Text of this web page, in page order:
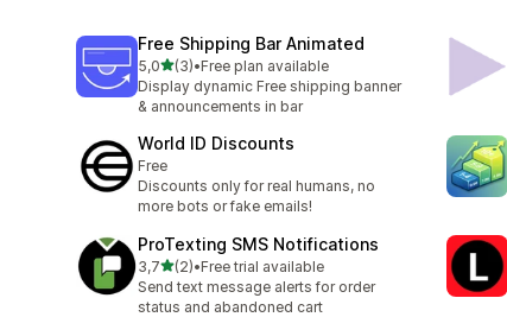
Free Shipping Bar Animated
5,05 yıldız üzerinden
(3)
toplam 3 değerlendirme
•Free plan available
Display dynamic Free shipping banner
& announcements in bar
World ID Discounts
Free
Discounts only for real humans, no
more bots or fake emails!
ProTexting SMS Notifications
3,75 yıldız üzerinden
(2)
toplam 2 değerlendirme
•Free trial available
Send text message alerts for order
status and abandoned cart